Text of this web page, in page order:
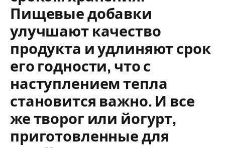
Пищевые добавки
улучшают качество
продукта и удлиняют срок
его годности, что с
наступлением тепла
становится важно. И все
же творог или йогурт,
приготовленные для